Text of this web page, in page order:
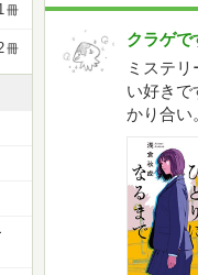
クラゲで
ミステ
い好きで
かり合い
冊
冊